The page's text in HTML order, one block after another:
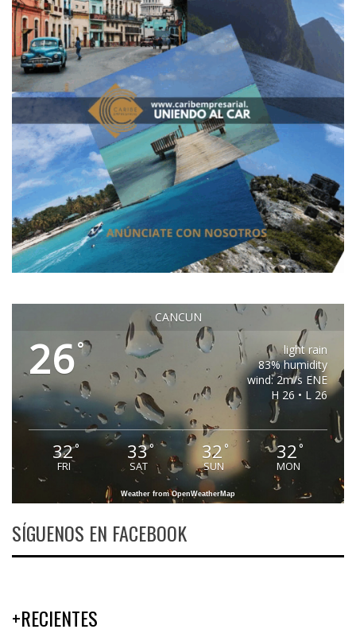
CANCUN
26°
light rain
83% humidity
wind: 2m/s ENE
H 26 • L 26
32°
FRI
33°
SAT
32 °
SUN
32°
MON
Weather from OpenWeatherMap
SÍGUENOS EN FACEBOOK
+RECIENTES